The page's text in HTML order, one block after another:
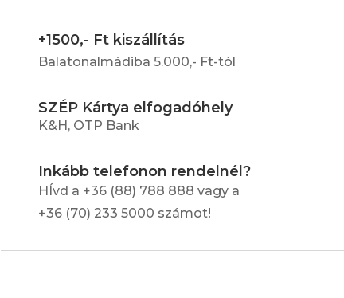
+1500,- Ft kiszállítás
Balatonalmádiba 5.000,- Ft-tól
SZÉP Kártya elfogadóhely
K&H, OTP Bank
Inkább telefonon rendelnél?
HÍvd a +36 (88) 788 888 vagy a
+36 (70) 233 5000 számot!